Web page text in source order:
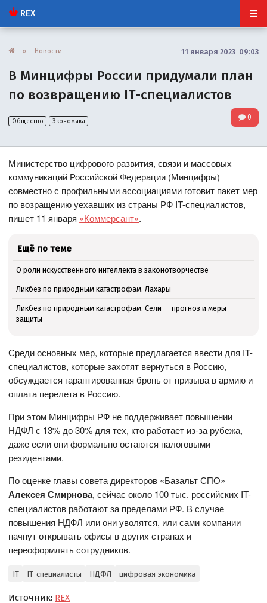
REX
» Новости 11 января 2023 09:03
В Минцифры России придумали план
по возвращению IT-специалистов
Общество Экономика 0
Министерство цифрового развития, связи и массовых
коммуникаций Российской Федерации (Минцифры)
совместно с профильными ассоциациями готовит пакет мер
по возращению уехавших из страны РФ IT-специалистов,
пишет 11 января «Коммерсант».
Ещё по теме
О роли искусственного интеллекта в законотворчестве
Ликбез по природным катастрофам. Лахары
Ликбез по природным катастрофам. Сели — прогноз и меры
защиты
Среди основных мер, которые предлагается ввести для IT-
специалистов, которые захотят вернуться в Россию,
обсуждается гарантированная бронь от призыва в армию и
оплата перелета в Россию.
При этом Минцифры РФ не поддерживает повышении
НДФЛ с 13% до 30% для тех, кто работает из-за рубежа,
даже если они формально остаются налоговыми
резидентами.
По оценке главы совета директоров «Базальт СПО»
Алексея Смирнова, сейчас около 100 тыс. российских IT-
специалистов работают за пределами РФ. В случае
повышения НДФЛ или они уволятся, или сами компании
начнут открывать офисы в других странах и
переоформлять сотрудников.
IT IT-специалисты НДФЛ цифровая экономика
Источник: REX